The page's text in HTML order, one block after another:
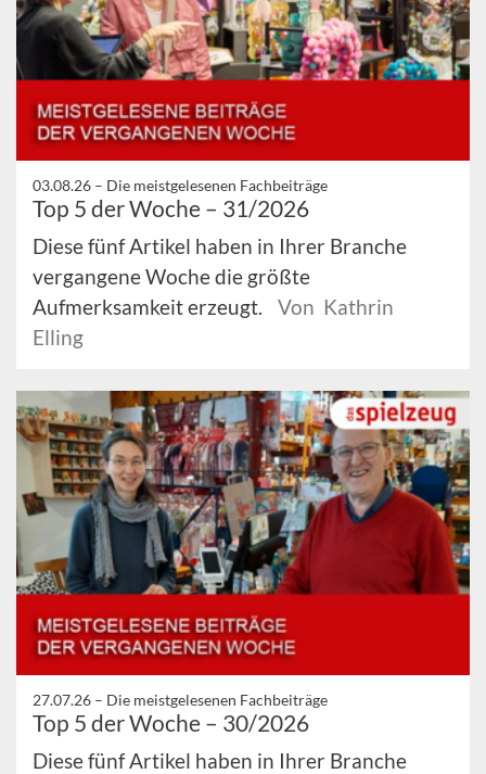
03.08.26 – Die meistgelesenen Fachbeiträge
Top 5 der Woche – 31/2026
Diese fünf Artikel haben in Ihrer Branche
vergangene Woche die größte
Aufmerksamkeit erzeugt.
Von Kathrin
Elling
27.07.26 – Die meistgelesenen Fachbeiträge
Top 5 der Woche – 30/2026
Diese fünf Artikel haben in Ihrer Branche